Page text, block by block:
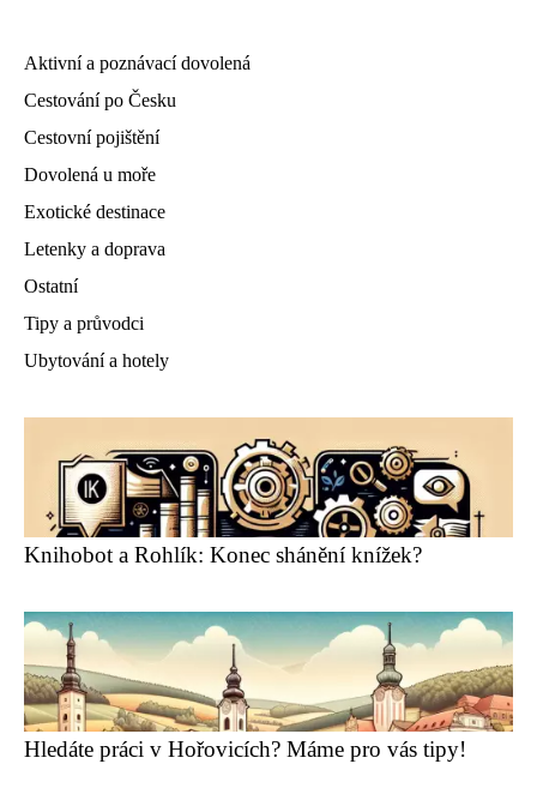
Aktivní a poznávací dovolená
Cestování po Česku
Cestovní pojištění
Dovolená u moře
Exotické destinace
Letenky a doprava
Ostatní
Tipy a průvodci
Ubytování a hotely
Knihobot a Rohlík: Konec shánění knížek?
Hledáte práci v Hořovicích? Máme pro vás tipy!